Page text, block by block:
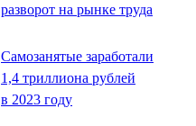
разворот на рынке труда
Самозанятые заработали
1,4 триллиона рублей
в 2023 году